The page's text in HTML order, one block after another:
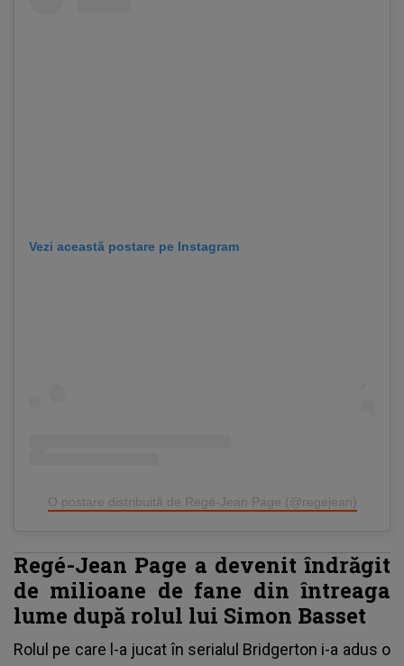
Vezi această postare pe Instagram
O postare distribuită de Regé-Jean Page (@regejean)
Regé-Jean Page a devenit îndrăgit
de milioane de fane din întreaga
lume după rolul lui Simon Basset
Rolul pe care l-a jucat în serialul Bridgerton i-a adus o